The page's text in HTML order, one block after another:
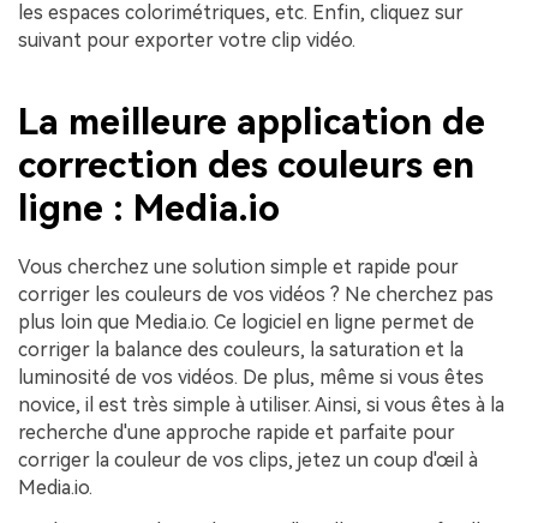
les espaces colorimétriques, etc. Enfin, cliquez sur
suivant pour exporter votre clip vidéo.
La meilleure application de
correction des couleurs en
ligne : Media.io
Vous cherchez une solution simple et rapide pour
corriger les couleurs de vos vidéos ? Ne cherchez pas
plus loin que Media.io. Ce logiciel en ligne permet de
corriger la balance des couleurs, la saturation et la
luminosité de vos vidéos. De plus, même si vous êtes
novice, il est très simple à utiliser. Ainsi, si vous êtes à la
recherche d'une approche rapide et parfaite pour
corriger la couleur de vos clips, jetez un coup d'œil à
Media.io.